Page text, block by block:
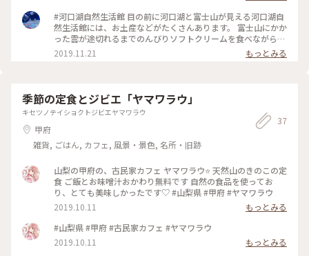
レトルトカレーです。) 2021.10.20 #河口湖自然生活館 #キッ
チンフジヤマビュー #山梨県 #山梨 #ことりっぷ山梨 #河口湖 #
大石公園 #富士山 #カレー #ご当地カレー #富士山カレー #カフ
ェ #おみやげ図鑑 #私のことりっぷ #秋日和
でした❤️ これだけは、買いたかったお土産です。 #富士山 #お
土産 #大好評
#河口湖自然生活館 目の前に河口湖と富士山が見える河口湖自
然生活館には、お土産などがたくさんあります。 富士山にかか
った雲が途切れるまでのんびりソフトクリームを食べながら待
つことにしました。 ブルーベリーとバニラのハーフ。富士山
クッキー付です。 食べ始めた途端、雲が無くなってきてシャッ
2019.11.21 もっとみる
季節の定食とジビエ「ヤマワラウ」
キセツノテイショクトジビエヤマワラウ
甲府
雑貨, ごはん, カフェ, 風景・景色, 名所・旧跡
37
山梨の甲府の、古民家カフェ ヤマワラウ⭐️ 天然山のきのこの定
食 ご飯とお味噌汁おかわり無料です 自然の食品を使ってお
り、とても美味しかったです♡ #山梨県 #甲府 #ヤマワラウ
2019.10.11
もっとみる
#山梨県 #甲府 #古民家カフェ #ヤマワラウ
2019.10.11
もっとみる